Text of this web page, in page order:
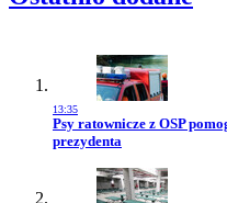
13:35
Przejdź do artykułu:
Psy ratownicze z OSP
prezydenta